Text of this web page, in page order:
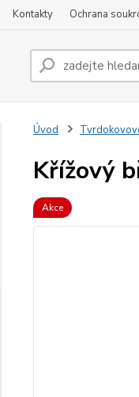
Kontakty Ochrana
Úvod
Křížový
Akce